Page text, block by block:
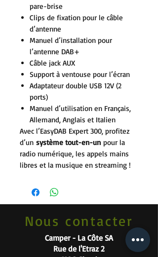
pare-brise
Clips de fixation pour le câble
d’antenne
Manuel d’installation pour
l’antenne DAB+
Câble jack AUX
Support à ventouse pour l’écran
Adaptateur double USB 12V (2
ports)
Manuel d’utilisation en Français,
Allemand, Anglais et Italien
Avec l’EasyDAB Expert 300, profitez
d’un système tout-en-un pour la
radio numérique, les appels mains
libres et la musique en streaming !
Nous contacter
Camper - La Côte SA
Rue de l'Etraz 2